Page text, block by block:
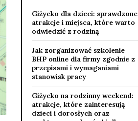
Giżycko dla dzieci: sprawdzone
atrakcje i miejsca, które warto
odwiedzić z rodziną
Jak zorganizować szkolenie
BHP online dla firmy zgodnie z
przepisami i wymaganiami
stanowisk pracy
Giżycko na rodzinny weekend:
atrakcje, które zainteresują
dzieci i dorosłych oraz